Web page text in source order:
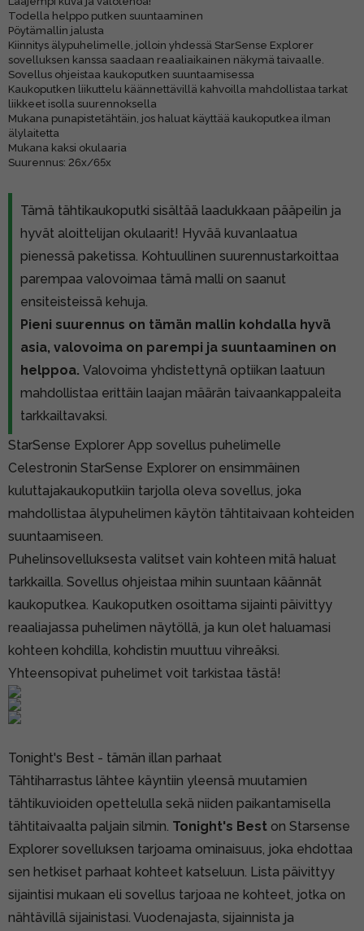
Todella helppo putken suuntaaminen
Pöytämallin jalusta
Kiinnitys älypuhelimelle, jolloin yhdessä StarSense Explorer
sovelluksen kanssa saadaan reaaliaikainen näkymä taivaalle.
Sovellus ohjeistaa kaukoputken suuntaamisessa
Kaukoputken liikuttelu käännettävillä kahvoilla mahdollistaa tarkat
liikkeet isolla suurennoksella
Mukana punapistetähtäin, jos haluat käyttää kaukoputkea ilman
älylaitetta
Mukana kaksi okulaaria
Suurennus: 26x/65x
Tämä tähtikaukoputki sisältää laadukkaan pääpeilin ja
hyvät aloittelijan okulaarit! Hyvää kuvanlaatua
pienessä paketissa. Kohtuullinen suurennustarkoittaa
parempaa valovoimaa tämä malli on saanut
ensiteisteissä kehuja.
Pieni suurennus on tämän mallin kohdalla hyvä
asia, valovoima on parempi ja suuntaaminen on
helppoa. Valovoima yhdistettynä optiikan laatuun
mahdollistaa erittäin laajan määrän taivaankappaleita
tarkkailtavaksi.
StarSense Explorer App sovellus puhelimelle
Celestronin StarSense Explorer on ensimmäinen
kuluttajakaukoputkiin tarjolla oleva sovellus, joka
mahdollistaa älypuhelimen käytön tähtitaivaan kohteiden
suuntaamiseen.
Puhelinsovelluksesta valitset vain kohteen mitä haluat
tarkkailla. Sovellus ohjeistaa mihin suuntaan käännät
kaukoputkea. Kaukoputken osoittama sijainti päivittyy
reaaliajassa puhelimen näytöllä, ja kun olet haluamasi
kohteen kohdilla, kohdistin muuttuu vihreäksi.
Yhteensopivat puhelimet voit tarkistaa tästä!
Tonight's Best - tämän illan parhaat
Tähtiharrastus lähtee käyntiin yleensä muutamien
tähtikuvioiden opettelulla sekä niiden paikantamisella
tähtitaivaalta paljain silmin. Tonight's Best on Starsense
Explorer sovelluksen tarjoama ominaisuus, joka ehdottaa
sen hetkiset parhaat kohteet katseluun. Lista päivittyy
sijaintisi mukaan eli sovellus tarjoaa ne kohteet, jotka on
nähtävillä sijainistasi. Vuodenajasta, sijainnista ja